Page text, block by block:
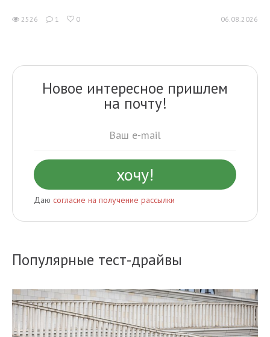
2526 1 0 06.08.2026
Новое интересное пришлем
на почту!
Даю согласие на получение рассылки
Популярные тест-драйвы